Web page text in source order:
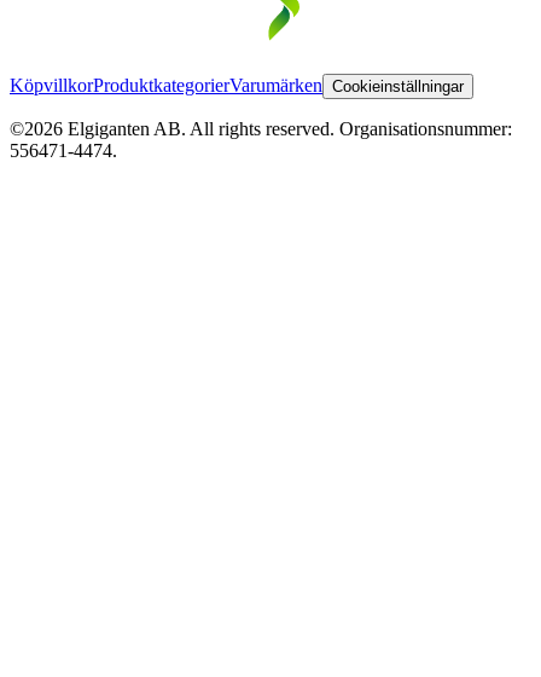
KöpvillkorProduktkategorierVarumärken Cookieinställningar
©2026 Elgiganten AB. All rights reserved. Organisationsnummer:
556471-4474.